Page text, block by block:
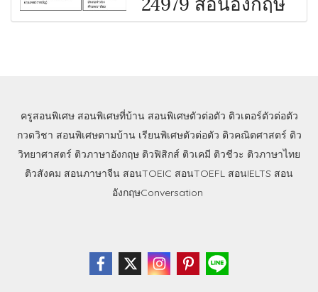
ครูสอนพิเศษ สอนพิเศษที่บ้าน สอนพิเศษตัวต่อตัว ติวเตอร์ตัวต่อตัว
กวดวิชา สอนพิเศษตามบ้าน เรียนพิเศษตัวต่อตัว ติวคณิตศาสตร์ ติว
วิทยาศาสตร์ ติวภาษาอังกฤษ ติวฟิสิกส์ ติวเคมี ติวชีวะ ติวภาษาไทย
ติวสังคม สอนภาษาจีน สอนTOEIC สอนTOEFL สอนIELTS สอน
อังกฤษConversation